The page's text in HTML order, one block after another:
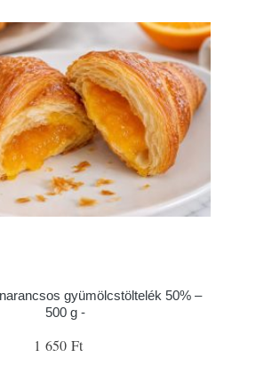
gyümölcstöltelék 50% –
500 g -
1 650 Ft